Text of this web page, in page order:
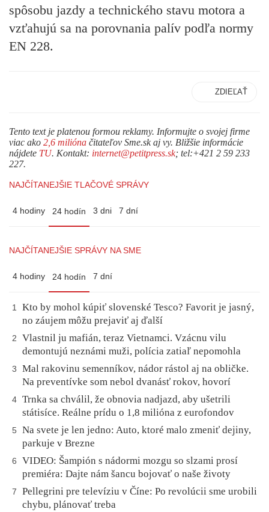
spôsobu jazdy a technického stavu motora a
vzťahujú sa na porovnania palív podľa normy
EN 228.
ZDIEĽAŤ
Tento text je platenou formou reklamy. Informujte o svojej firme
viac ako 2,6 milióna čitateľov Sme.sk aj vy. Bližšie informácie
nájdete TU. Kontakt: internet@petitpress.sk; tel:+421 2 59 233
227.
NAJČÍTANEJŠIE TLAČOVÉ SPRÁVY
4 hodiny 24 hodín 3 dni 7 dní
NAJČÍTANEJŠIE SPRÁVY NA SME
4 hodiny 24 hodín 7 dní
1
Kto by mohol kúpiť slovenské Tesco? Favorit je jasný,
no záujem môžu prejaviť aj ďalší
2
Vlastnil ju mafián, teraz Vietnamci. Vzácnu vilu
demontujú neznámi muži, polícia zatiaľ nepomohla
3
Mal rakovinu semenníkov, nádor rástol aj na obličke.
Na preventívke som nebol dvanásť rokov, hovorí
4 Trnka sa chválil, že obnovia nadjazd, aby ušetrili
státisíce. Reálne prídu o 1,8 milióna z eurofondov
5
Na svete je len jedno: Auto, ktoré malo zmeniť dejiny,
parkuje v Brezne
6
VIDEO: Šampión s nádormi mozgu so slzami prosí
premiéra: Dajte nám šancu bojovať o naše životy
7
Pellegrini pre televíziu v Číne: Po revolúcii sme urobili
chybu, plánovať treba